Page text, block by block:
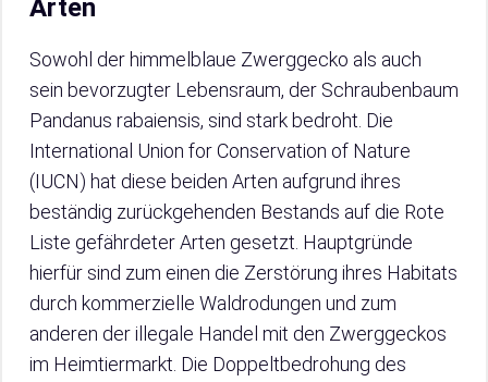
Arten
Sowohl der himmelblaue Zwerggecko als auch
sein bevorzugter Lebensraum, der Schraubenbaum
Pandanus rabaiensis, sind stark bedroht. Die
International Union for Conservation of Nature
(IUCN) hat diese beiden Arten aufgrund ihres
beständig zurückgehenden Bestands auf die Rote
Liste gefährdeter Arten gesetzt. Hauptgründe
hierfür sind zum einen die Zerstörung ihres Habitats
durch kommerzielle Waldrodungen und zum
anderen der illegale Handel mit den Zwerggeckos
im Heimtiermarkt. Die Doppeltbedrohung des